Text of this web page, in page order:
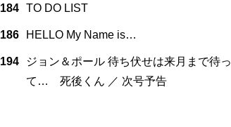
184 TO DO LIST
186 HELLO My Name is…
194
ジョン＆ポール 待ち伏せは来月まで待っ
て… 死後くん ／ 次号予告